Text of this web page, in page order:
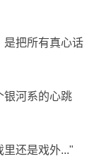
是把所有真心话
银河系的心跳
还是戏外..."